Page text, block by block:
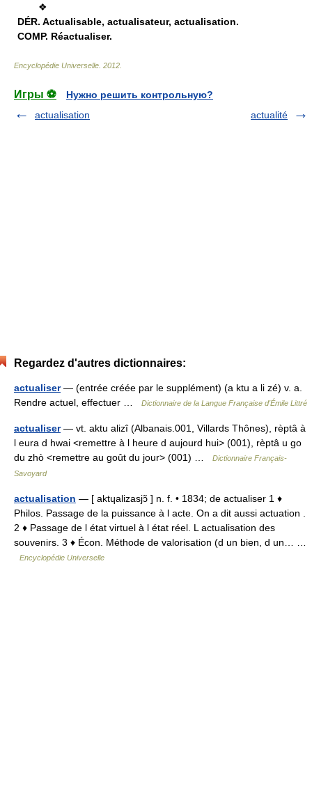
❖
DÉR. Actualisable, actualisateur, actualisation.
COMP. Réactualiser.
Encyclopédie Universelle 2012
Игры ⚽
Нужно решить контрольную?
actualisation
actualité
Regardez d'autres dictionnaires:
actualiser— (entrée créée par le supplément) (a ktu a li zé) v. a.
Rendre actuel, effectuer …
Dictionnaire de la Langue Française d'Émile Littré
actualiser— vt. aktu alizî (Albanais.001, Villards Thônes), rèptâ à
l eura d hwai <remettre à l heure d aujourd hui> (001), rèptâ u go
du zhò <remettre au goût du jour> (001) …
Dictionnaire Français-
Savoyard
actualisation — [ aktɥalizasjɔ̃ ] n. f. • 1834; de actualiser 1 ♦
Philos. Passage de la puissance à l acte. On a dit aussi actuation .
2 ♦ Passage de l état virtuel à l état réel. L actualisation des
souvenirs. 3 ♦ Écon. Méthode de valorisation (d un bien, d un… …
Encyclopédie Universelle